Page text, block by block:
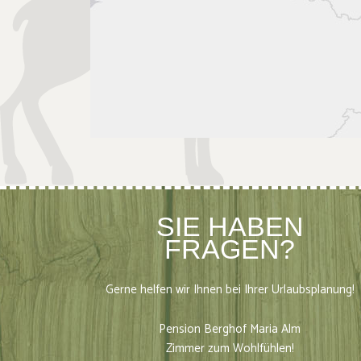
SIE HABEN
FRAGEN?
Gerne helfen wir Ihnen bei Ihrer Urlaubsplanung!
Pension Berghof Maria Alm
Zimmer zum Wohlfühlen!